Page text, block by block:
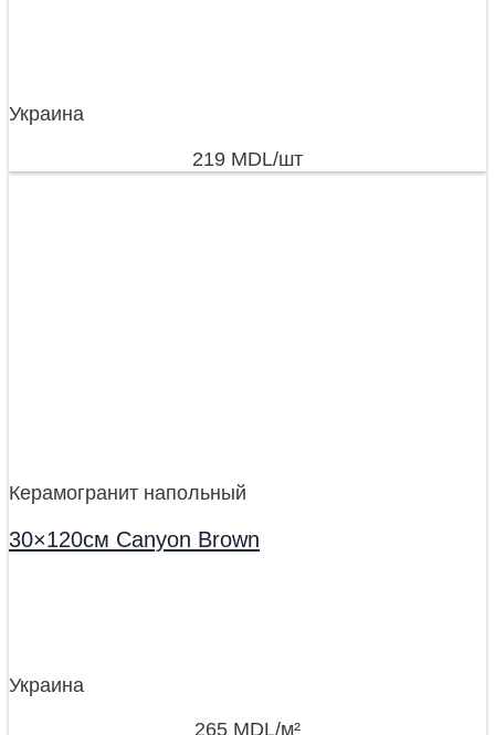
Украина
219 MDL/шт
Керамогранит напольный
30×120см Canyon Brown
Украина
265 MDL/м²